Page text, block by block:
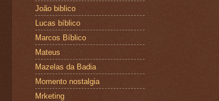
João biblico
Lucas bíblico
Marcos Bíblico
Mateus
Mazelas da Badia
Momento nostalgia
Mrketing